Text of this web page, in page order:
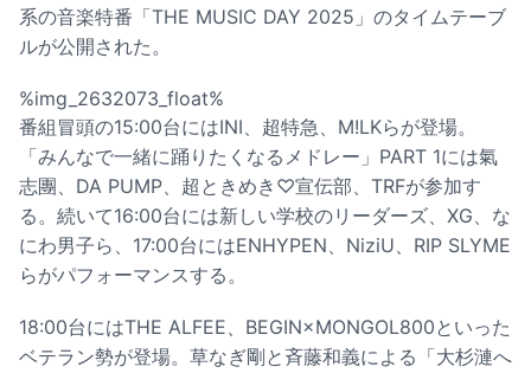
系の音楽特番「THE MUSIC DAY 2025」のタイムテーブ
ルが公開された。
%img_2632073_float%
番組冒頭の15:00台にはINI、超特急、M!LKらが登場。
「みんなで一緒に踊りたくなるメドレー」PART 1には氣
志團、DA PUMP、超ときめき♡宣伝部、TRFが参加す
る。続いて16:00台には新しい学校のリーダーズ、XG、な
にわ男子ら、17:00台にはENHYPEN、NiziU、RIP SLYME
らがパフォーマンスする。
18:00台にはTHE ALFEE、BEGIN×MONGOL800といった
ベテラン勢が登場。草なぎ剛と斉藤和義による「大杉漣へ